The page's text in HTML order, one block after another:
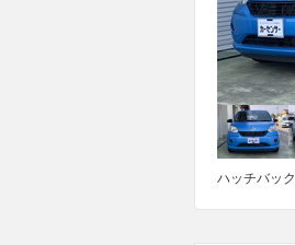
ハッチバック